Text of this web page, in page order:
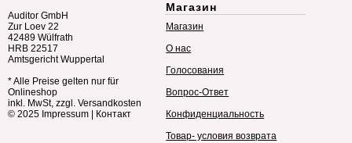
Auditor GmbH
Zur Loev 22
42489 Wülfrath
HRB 22517
Amtsgericht Wuppertal
* Alle Preise gelten nur für
Onlineshop
inkl. MwSt, zzgl. Versandkosten
© 2025 Impressum Контакт
Магазин
Магазин
О нас
Голосования
Вопрос-Ответ
Конфиденциальность
Товар- условия возврата